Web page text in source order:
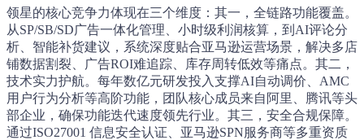
领星的核心竞争力体现在三个维度：其一，全链路功能覆盖。
从SP/SB/SD广告一体化管理、小时级利润核算，到AI评论分
析、智能补货建议，系统深度贴合亚马逊运营场景，解决多店
铺数据割裂、广告ROI难追踪、库存周转低效等痛点。其二，
技术实力护航。每年数亿元研发投入支撑AI自动调价、AMC
用户行为分析等高阶功能，团队核心成员来自阿里、腾讯等头
部企业，确保功能迭代速度领先行业。其三，安全合规保障。
通过ISO27001 信息安全认证、亚马逊SPN服务商等多重资质